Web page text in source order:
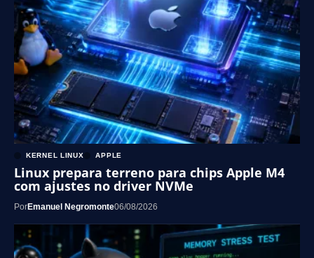
KERNEL LINUX APPLE
Linux prepara terreno para chips Apple M4
com ajustes no driver NVMe
PorEmanuel Negromonte06/08/2026